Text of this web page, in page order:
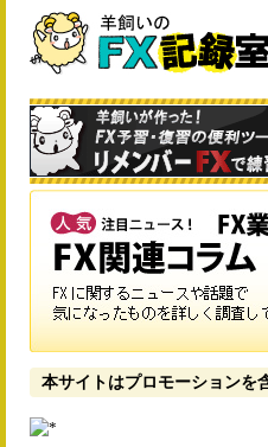
本サイトはプロモーションを